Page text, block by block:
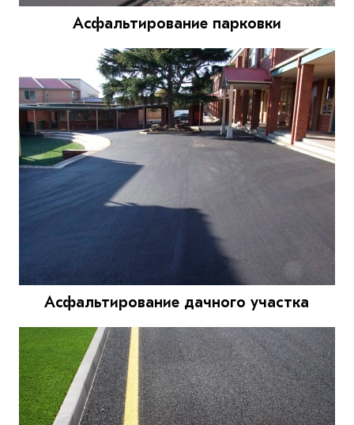
Асфальтирование парковки
Асфальтирование дачного участка